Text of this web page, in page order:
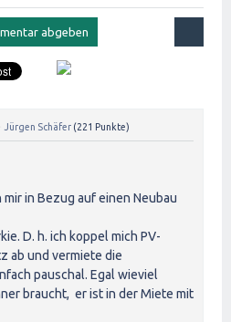
Jürgen Schäfer (221 Punkte)
in Bezug auf einen Neubau
D. h. ich koppel mich PV-
ab und vermiete die
pauschal. Egal wieviel
braucht, er ist in der Miete mit